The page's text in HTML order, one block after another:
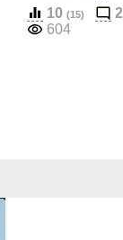
10 (15)
2
604